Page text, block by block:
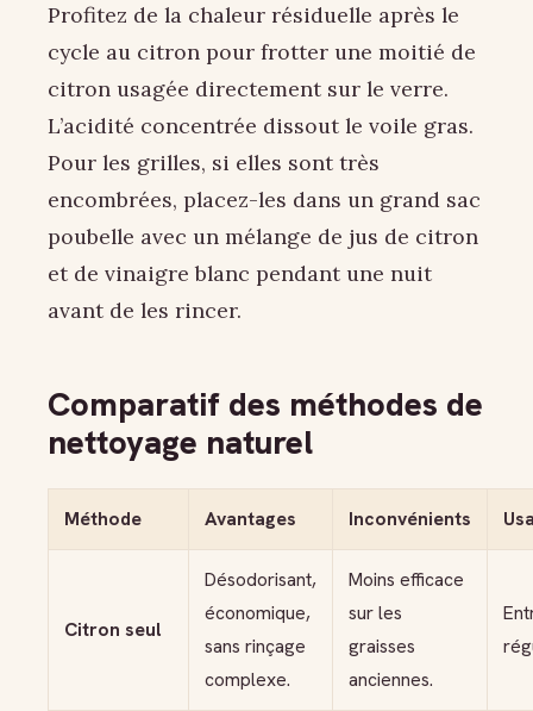
Profitez de la chaleur résiduelle après le
cycle au citron pour frotter une moitié de
citron usagée directement sur le verre.
L’acidité concentrée dissout le voile gras.
Pour les grilles, si elles sont très
encombrées, placez-les dans un grand sac
poubelle avec un mélange de jus de citron
et de vinaigre blanc pendant une nuit
avant de les rincer.
Comparatif des méthodes de
nettoyage naturel
Méthode Avantages Inconvénients
Citron seul
Désodorisant,
économique,
sans rinçage
complexe.
Moins efficace
sur les
graisses
anciennes.